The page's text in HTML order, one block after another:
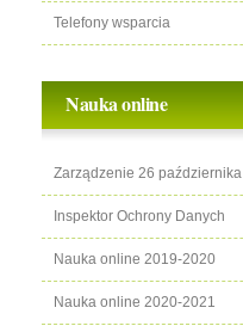
Telefony wsparcia
Nauka online
Zarządzenie 26 października
Inspektor Ochrony Danych
Nauka online 2019-2020
Nauka online 2020-2021